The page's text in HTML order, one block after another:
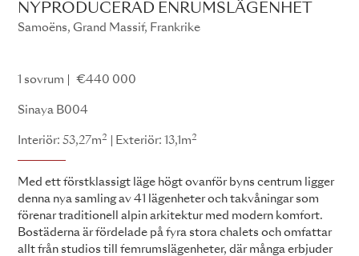
NYPRODUCERAD ENRUMSLÄGENHET
Samoëns, Grand Massif, Frankrike
1 sovrum €440 000
Sinaya B004
Interiör: 53,27m2 Exteriör: 13,1m2
Med ett förstklassigt läge högt ovanför byns centrum ligger
denna nya samling av 41 lägenheter och takvåningar som
förenar traditionell alpin arkitektur med modern komfort.
Bostäderna är fördelade på fyra stora chalets och omfattar
allt från studios till femrumslägenheter, där många erbjuder